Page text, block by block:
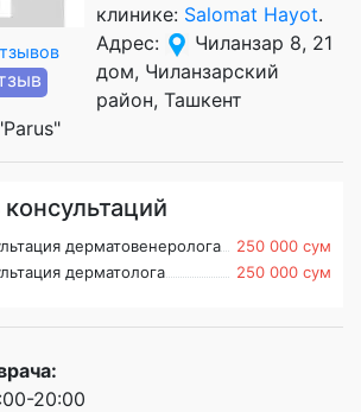
клинике: Salomat Hayot.
Адрес:
Чиланзар 8, 21
дом, Чиланзарский
район, Ташкент
дерматовенеролога
250 000 сум
дерматолога
250 000 сум
20:00